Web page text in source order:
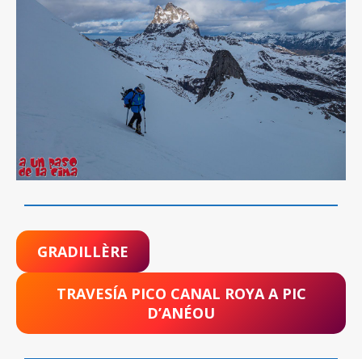
GRADILLÈRE
TRAVESÍA PICO CANAL ROYA A PIC
D’ANÉOU